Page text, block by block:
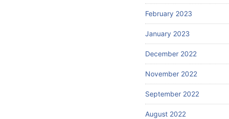
February 2023
January 2023
December 2022
November 2022
September 2022
August 2022